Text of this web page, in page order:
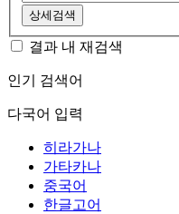
상세검색
결과 내 재검색
인기 검색어
다국어 입력
히라가나
가타카나
중국어
한글고어